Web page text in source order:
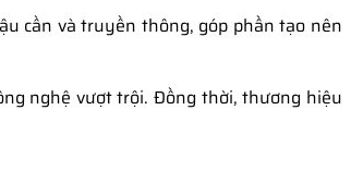
cần và truyền thông, góp phần tạo nên
nghệ vượt trội. Đồng thời, thương hiệu